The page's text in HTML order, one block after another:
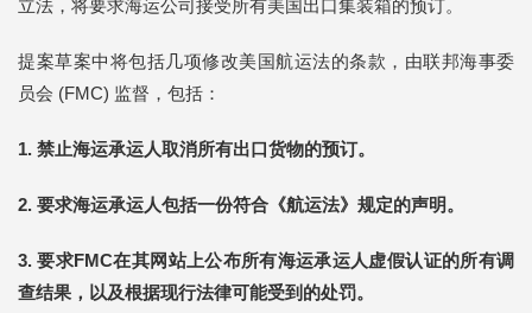
立法，将要求海运公司接受所有美国出口集装箱的预订。
提案草案中将包括几项修改美国航运法的条款，由联邦海事委
员会 (FMC) 监督，包括：
1. 禁止海运承运人取消所有出口货物的预订。
2. 要求海运承运人包括一份符合《航运法》规定的声明。
3. 要求FMC在其网站上公布所有海运承运人虚假认证的所有调
查结果，以及根据现行法律可能受到的处罚。